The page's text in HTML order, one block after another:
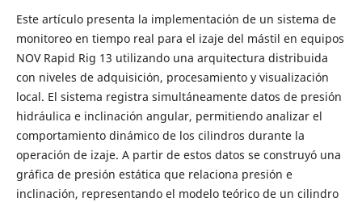
Este artículo presenta la implementación de un sistema de
monitoreo en tiempo real para el izaje del mástil en equipos
NOV Rapid Rig 13 utilizando una arquitectura distribuida
con niveles de adquisición, procesamiento y visualización
local. El sistema registra simultáneamente datos de presión
hidráulica e inclinación angular, permitiendo analizar el
comportamiento dinámico de los cilindros durante la
operación de izaje. A partir de estos datos se construyó una
gráfica de presión estática que relaciona presión e
inclinación, representando el modelo teórico de un cilindro